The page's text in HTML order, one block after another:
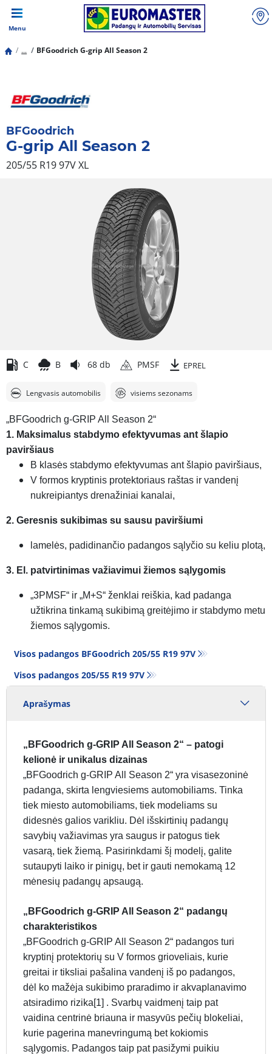
Menu
... BFGoodrich G-grip All Season 2
BFGoodrich
G-grip All Season 2
205/55 R19 97VXL
C B 68 db PMSF EPREL
Lengvasis automobilis visiems sezonams
„BFGoodrich g-GRIP All Season 2“
1. Maksimalus stabdymo efektyvumas ant šlapio
paviršiaus
B klasės stabdymo efektyvumas ant šlapio paviršiaus,
V formos kryptinis protektoriaus raštas ir vandenį
nukreipiantys drenažiniai kanalai,
2. Geresnis sukibimas su sausu paviršiumi
lamelės, padidinančio padangos sąlyčio su keliu plotą,
3. El. patvirtinimas važiavimui žiemos sąlygomis
„3PMSF“ ir „M+S“ ženklai reiškia, kad padanga
užtikrina tinkamą sukibimą greitėjimo ir stabdymo metu
žiemos sąlygomis.
Visos padangos BFGoodrich 205/55 R19 97V
Visos padangos‎ 205/55 R19 97V
Aprašymas
„BFGoodrich g-GRIP All Season 2“ – patogi
kelionė ir unikalus dizainas
„BFGoodrich g-GRIP All Season 2“ yra visasezoninė
padanga, skirta lengviesiems automobiliams. Tinka
tiek miesto automobiliams, tiek modeliams su
didesnės galios varikliu. Dėl išskirtinių padangų
savybių važiavimas yra saugus ir patogus tiek
vasarą, tiek žiemą. Pasirinkdami šį modelį, galite
sutaupyti laiko ir pinigų, bet ir gauti nemokamą 12
mėnesių padangų apsaugą.
„BFGoodrich g-GRIP All Season 2“ padangų
charakteristikos
„BFGoodrich g-GRIP All Season 2“ padangos turi
kryptinį protektorių su V formos grioveliais, kurie
greitai ir tiksliai pašalina vandenį iš po padangos,
dėl ko mažėja sukibimo praradimo ir akvaplanavimo
atsiradimo rizika[1] . Svarbų vaidmenį taip pat
vaidina centrinė briauna ir masyvūs pečių blokeliai,
kurie pagerina manevringumą bet kokiomis
sąlygomis. Padangos taip pat pasižymi puikiu